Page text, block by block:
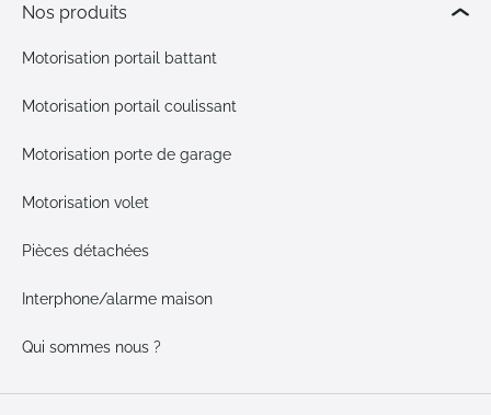
Nos produits
Motorisation portail battant
Motorisation portail coulissant
Motorisation porte de garage
Motorisation volet
Pièces détachées
Interphone/alarme maison
Qui sommes nous ?